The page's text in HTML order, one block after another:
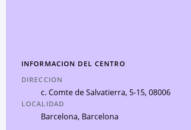
INFORMACION DEL CENTRO
DIRECCION
c. Comte de Salvatierra, 5-15, 08006
LOCALIDAD
Barcelona, Barcelona